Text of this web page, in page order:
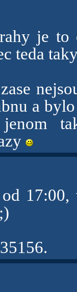
je to
teda
a
od